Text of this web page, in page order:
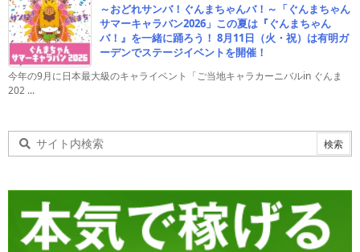
～おどれサンバ！ぐんまちゃんバ！～「ぐんまちゃん
サマーキャラバン2026」この夏は『ぐんまちゃん
バ！』を一緒に踊ろう！ 8月11日（火・祝）は有明ガ
ーデンでステージイベントを開催！
今年の9月に日本最大級のキャライベント「ご当地キャラカーニバルin ぐんま
202 ...